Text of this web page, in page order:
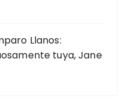
Llanos:
tuya, Jane